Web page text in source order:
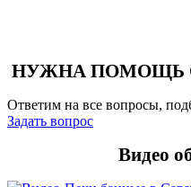
НУЖНА ПОМОЩЬ
Ответим на все вопросы,
Задать вопрос
Видео